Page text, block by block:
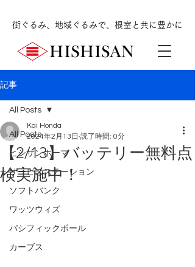
街ぐるみ、地域ぐるみで、根室と共に豊かに
記事
All Posts
ヒシサンホーマ
サービスステーション
ソフトバンク
ワッツウィズ
パシフィックボール
カーブス
All Posts
【2/13】バッテリー無料点
検実施中！
Kai Honda
2024年2月13日 読了時間: 0分